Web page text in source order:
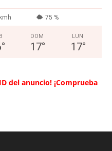
75 %
°
DOM
17°
LUN
17°
del anuncio! ¡Comprueba